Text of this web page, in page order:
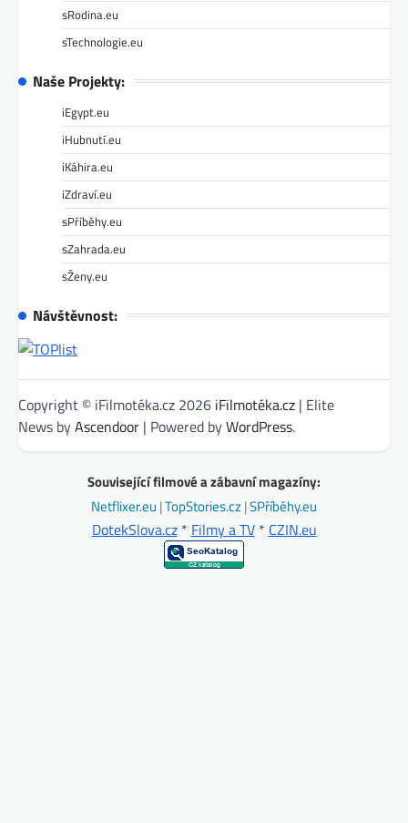
sRodina.eu
sTechnologie.eu
Naše Projekty:
iEgypt.eu
iHubnutí.eu
iKáhira.eu
iZdraví.eu
sPříběhy.eu
sZahrada.eu
sŽeny.eu
Návštěvnost:
Copyright © iFilmotéka.cz 2026 iFilmotéka.cz | Elite
News byAscendoor | Powered byWordPress.
Související filmové a zábavní magazíny:
Netflixer.eu |TopStories.cz|SPříběhy.eu
DotekSlova.cz* Filmy a TV* CZIN.eu